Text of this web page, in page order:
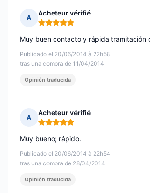
A
Acheteur vérifié
Nota: 5 de 5
Publicado el 20/06/2014 à 22h58
tras una compra de 11/04/2014
Muy buen contacto y rápida tramitación
Opinión traducida
A
Acheteur vérifié
Nota: 5 de 5
Publicado el 20/06/2014 à 22h54
tras una compra de 28/04/2014
Muy bueno; rápido.
Opinión traducida